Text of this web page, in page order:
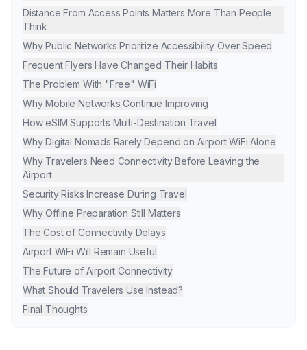
Distance From Access Points Matters More Than People
Think
Why Public Networks Prioritize Accessibility Over Speed
Frequent Flyers Have Changed Their Habits
The Problem With "Free" WiFi
Why Mobile Networks Continue Improving
How eSIM Supports Multi-Destination Travel
Why Digital Nomads Rarely Depend on Airport WiFi Alone
Why Travelers Need Connectivity Before Leaving the
Airport
Security Risks Increase During Travel
Why Offline Preparation Still Matters
The Cost of Connectivity Delays
Airport WiFi Will Remain Useful
The Future of Airport Connectivity
What Should Travelers Use Instead?
Final Thoughts